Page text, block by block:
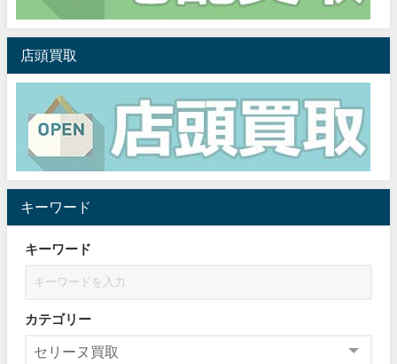
店頭買取
キーワード
キーワード
カテゴリー